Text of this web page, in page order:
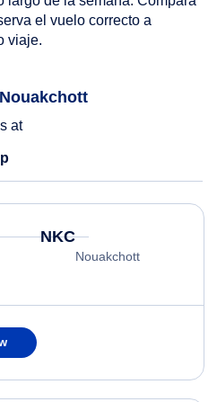
el vuelo correcto a
viaje.
at
NKC
Nouakchott